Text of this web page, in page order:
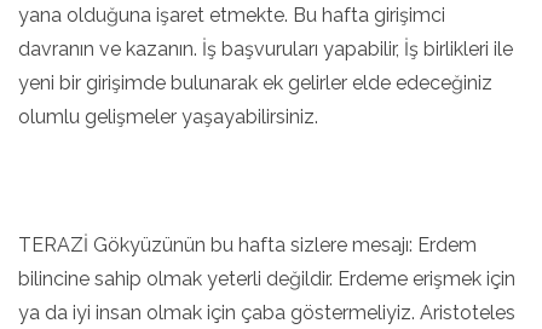
yana olduğuna işaret etmekte. Bu hafta girişimci
davranın ve kazanın. İş başvuruları yapabilir, İş birlikleri ile
yeni bir girişimde bulunarak ek gelirler elde edeceğiniz
olumlu gelişmeler yaşayabilirsiniz.
TERAZİ Gökyüzünün bu hafta sizlere mesajı: Erdem
bilincine sahip olmak yeterli değildir. Erdeme erişmek için
ya da iyi insan olmak için çaba göstermeliyiz. Aristoteles